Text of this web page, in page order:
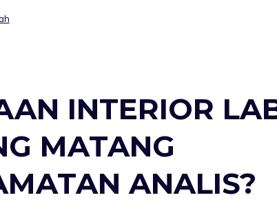
INTERIOR
MATANG
ANALIS?